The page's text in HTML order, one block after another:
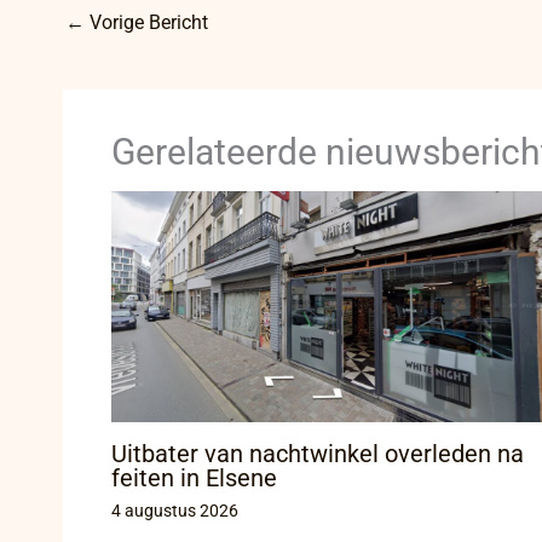
← Vorige Bericht
Gerelateerde
Uitbater van nachtwinkel overleden na
feiten in Elsene
4 augustus 2026